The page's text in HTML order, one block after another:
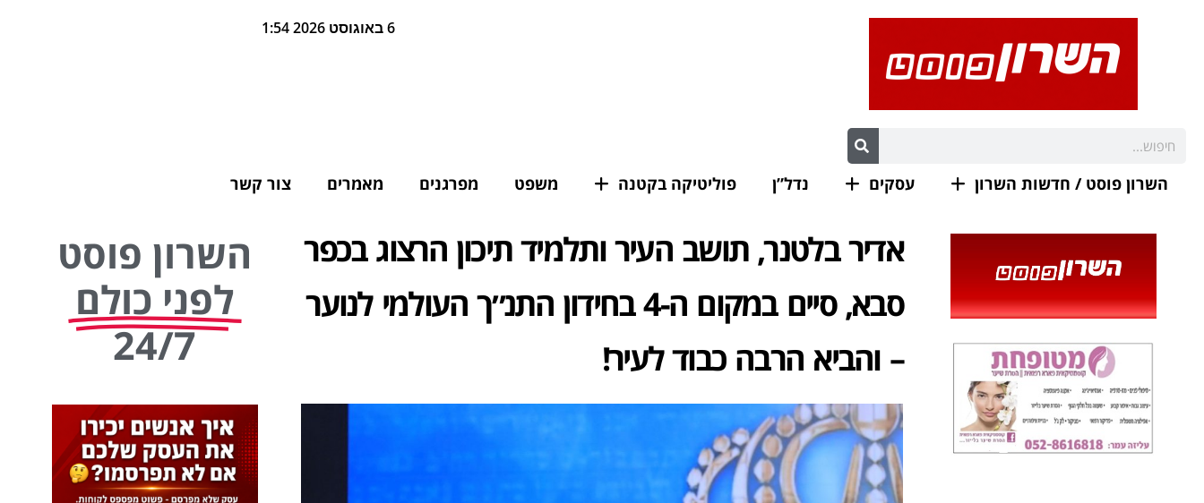
6 באוגוסט 2026 1:54
השרון פוסט / חדשות השרון עסקים נדל”ן פוליטיקה בקטנה משפט מפרגנים מאמרים צור קשר
אדיר בלטנר, תושב העיר ותלמיד תיכון הרצוג בכפר
סבא, סיים במקום ה-4 בחידון התנ״ך העולמי לנוער
– והביא הרבה כבוד לעיר!
השרון פוסט
לפני כולם
24/7